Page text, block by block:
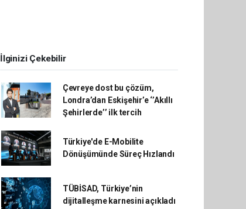
İlginizi Çekebilir
Çevreye dost bu çözüm,
Londra’dan Eskişehir’e ‘’Akıllı
Şehirlerde’’ ilk tercih
Türkiye'de E-Mobilite
Dönüşümünde Süreç Hızlandı
TÜBİSAD, Türkiye’nin
dijitalleşme karnesini açıkladı